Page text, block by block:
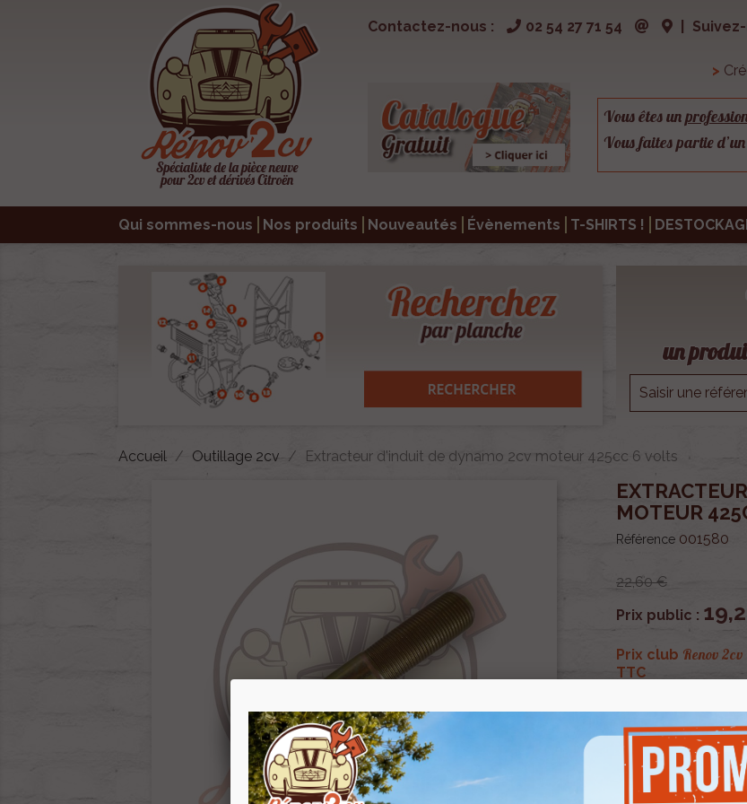
Contactez-nous : 02 54 27 71 54
>
Vous êtes un
Vous faites partie d’un
Qui sommes-nous Nos produits Nouveautés Évènements T-SHIRTS !
un
Accueil Outillage 2cv Extracteur d'induit de dynamo 2cv moteur 425cc 6 volts
MOTEUR
Référence 001580
22,60 €
Prix public :
Prix club Renov 2cv
TTC